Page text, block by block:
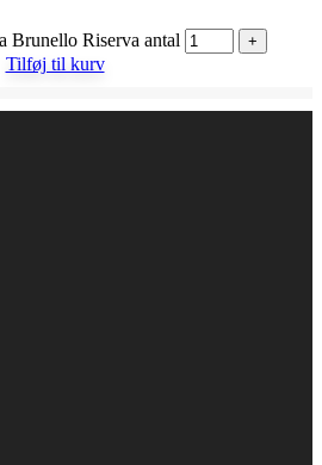
Brunello Riserva antal +
Tilføj til kurv